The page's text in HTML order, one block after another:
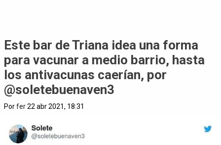
Este bar de Triana idea una forma
para vacunar a medio barrio, hasta
los antivacunas caerían, por
@soletebuenaven3
Porfer22 abr 2021, 18:31